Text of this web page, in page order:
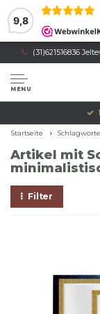
9,8
(31)621516836
MENU
Startseite Schlagworte
Artikel mit
Filter